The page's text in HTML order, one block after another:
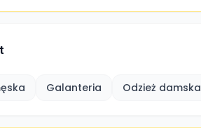
Galanteria Odzież damska